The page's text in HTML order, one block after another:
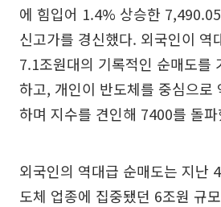
에 힘입어 1.4% 상승한
신고가를 경신했다. 외국인이 역
7.1조원대의 기록적인 순매도를
하고, 개인이 반도체를 중심으로
하며 지수를 견인해 7400를 돌
외국인의 역대급 순매도는 지난
도체 업종에 집중됐던 6조원 규